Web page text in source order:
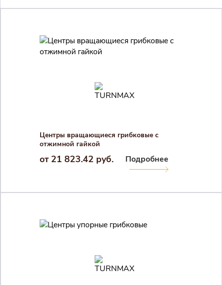
Центры вращающиеся грибковые с
отжимной гайкой
от 21 823.42 руб. Подробнее
Авторизация